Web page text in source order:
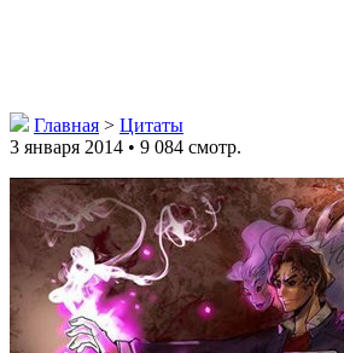
Главная > Цитаты
3 января 2014 • 9 084 смотр.